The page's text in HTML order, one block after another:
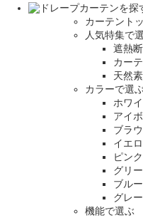
カーテント
人気特集で
遮熱
カー
天然
カラーで選
ホワ
アイ
ブラ
イエ
ピン
グリ
ブル
グレ
機能で選ぶ